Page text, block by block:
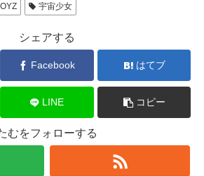
宇宙少女
シェアする
Facebook はてブ
LINE コピー
むをフォローする